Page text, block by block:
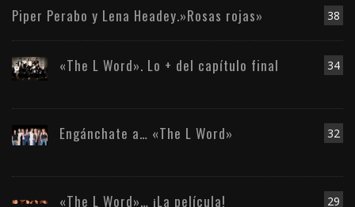
38
Piper Perabo y Lena Headey.»Rosas rojas»
34
«The L Word». Lo + del capítulo final
32
Engánchate a… «The L Word»
29
«The L Word»… ¡La película!